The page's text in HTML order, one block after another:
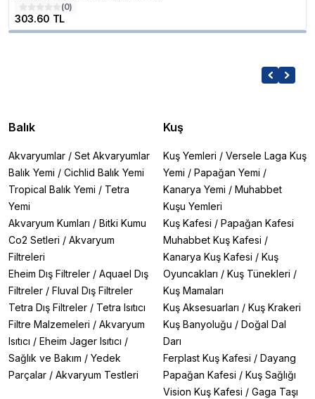
(0)
303.60 TL
Balık
Akvaryumlar / Set Akvaryumlar
Balık Yemi / Cichlid Balık Yemi
Tropical Balık Yemi / Tetra
Yemi
Akvaryum Kumları / Bitki Kumu
Co2 Setleri / Akvaryum
Filtreleri
Eheim Dış Filtreler / Aquael Dış
Filtreler / Fluval Dış Filtreler
Tetra Dış Filtreler / Tetra Isıtıcı
Filtre Malzemeleri / Akvaryum
Isıtıcı / Eheim Jager Isıtıcı /
Sağlık ve Bakım / Yedek
Parçalar / Akvaryum Testleri
Kuş
Kuş Yemleri / Versele Laga Kuş
Yemi / Papağan Yemi /
Kanarya Yemi / Muhabbet
Kuşu Yemleri
Kuş Kafesi / Papağan Kafesi
Muhabbet Kuş Kafesi /
Kanarya Kuş Kafesi / Kuş
Oyuncakları / Kuş Tünekleri /
Kuş Mamaları
Kuş Aksesuarları / Kuş Krakeri
Kuş Banyoluğu / Doğal Dal
Darı
Ferplast Kuş Kafesi / Dayang
Papağan Kafesi / Kuş Sağlığı
Vision Kuş Kafesi / Gaga Taşı